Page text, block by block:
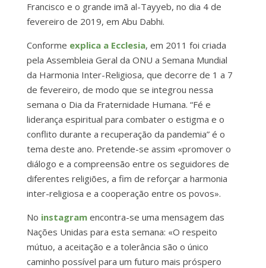
Francisco e o grande imã al-Tayyeb, no dia 4 de
fevereiro de 2019, em Abu Dabhi.
Conforme explica a Ecclesia, em 2011 foi criada
pela Assembleia Geral da ONU a Semana Mundial
da Harmonia Inter-Religiosa, que decorre de 1 a 7
de fevereiro, de modo que se integrou nessa
semana o Dia da Fraternidade Humana. “Fé e
liderança espiritual para combater o estigma e o
conflito durante a recuperação da pandemia” é o
tema deste ano. Pretende-se assim «promover o
diálogo e a compreensão entre os seguidores de
diferentes religiões, a fim de reforçar a harmonia
inter-religiosa e a cooperação entre os povos».
No instagramencontra-se uma mensagem das
Nações Unidas para esta semana: «O respeito
mútuo, a aceitação e a tolerância são o único
caminho possível para um futuro mais próspero